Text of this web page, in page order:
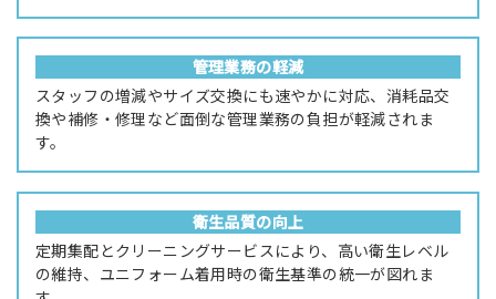
管理業務の軽減
スタッフの増減やサイズ交換にも速やかに対応、消耗品交
換や補修・修理など面倒な管理業務の負担が軽減されま
す。
衛生品質の向上
定期集配とクリーニングサービスにより、高い衛生レベル
の維持、ユニフォーム着用時の衛生基準の統一が図れま